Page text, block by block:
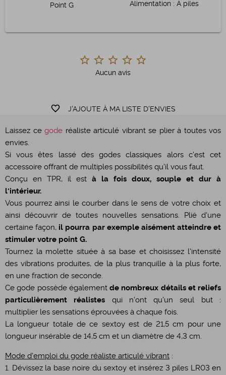
Aucun avis
favorite_border J'AJOUTE À MA LISTE D'ENVIES
Point G
Alimentation : À piles
Laissez ce gode réaliste articulé vibrant se plier à toutes vos
envies.
Si vous êtes lassé des godes classiques alors c'est cet
accessoire offrant de multiples possibilités qu'il vous faut.
Conçu en TPR, il est à la fois doux, souple et dur à
l'intérieur.
Vous pourrez ainsi le courber dans le sens de votre choix et
ainsi découvrir de toutes nouvelles sensations. Plié d'une
certaine façon, il pourra par exemple aisément atteindre et
stimuler votre point G.
Tournez la molette située à sa base et choisissez l'intensité
des vibrations produites, de la plus tranquille à la plus forte,
en une fraction de seconde.
Ce gode possède également de nombreux détails et reliefs
particulièrement réalistes qui n'ont qu'un seul but :
multiplier les sensations éprouvées à chaque fois.
La longueur totale de ce sextoy est de 21,5 cm pour une
longueur insérable de 14,5 cm et un diamètre de 4,3 cm.
Mode d'emploi du gode réaliste articulé vibrant :
1. Dévissez la base noire du sextoy et insérez 3 piles LR03 en